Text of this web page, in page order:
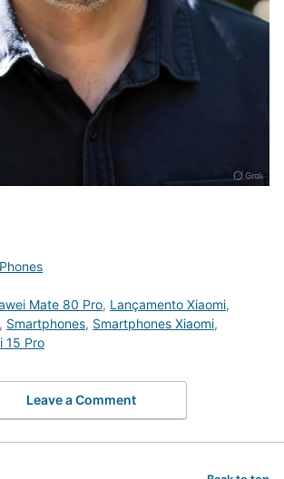
Mate 80 Pro, Lançamento Xiaomi,
, Smartphones, Smartphones Xiaomi,
15 Pro
Leave a Comment